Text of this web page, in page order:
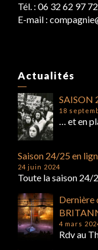
DANCING
de
Tél. : 06 32 62 97 72
E-mail :
Actualités
SAISON
18
… et en
Saison 24/25 en
24 juin 2024
Toute la saison 24/
Dernière
4 mars
Rdv au